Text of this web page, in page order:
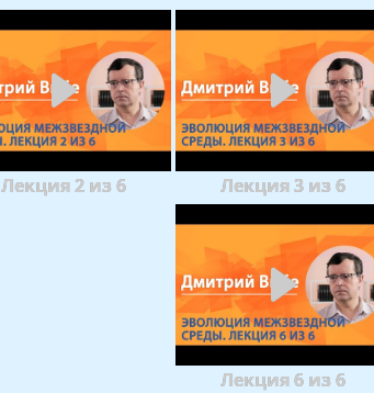
Лекция 2 из 6 Лекция 3 из 6
Лекция 6 из 6